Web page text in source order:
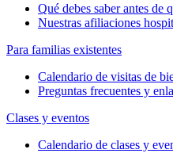
Qué debes saber antes de
Nuestras afiliaciones
Para familias existentes
Calendario de visitas de
Preguntas frecuentes y
Clases y eventos
Calendario de clases y